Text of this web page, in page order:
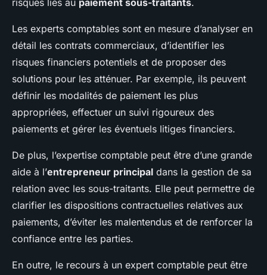
risques liés au paiement sous-traitants.
Les experts comptables sont en mesure d’analyser en
détail les contrats commerciaux, d’identifier les
risques financiers potentiels et de proposer des
solutions pour les atténuer. Par exemple, ils peuvent
définir les modalités de paiement les plus
appropriées, effectuer un suivi rigoureux des
paiements et gérer les éventuels litiges financiers.
De plus, l’expertise comptable peut être d’une grande
aide à l’entrepreneur principal dans la gestion de sa
relation avec les sous-traitants. Elle peut permettre de
clarifier les dispositions contractuelles relatives aux
paiements, d’éviter les malentendus et de renforcer la
confiance entre les parties.
En outre, le recours à un expert comptable peut être